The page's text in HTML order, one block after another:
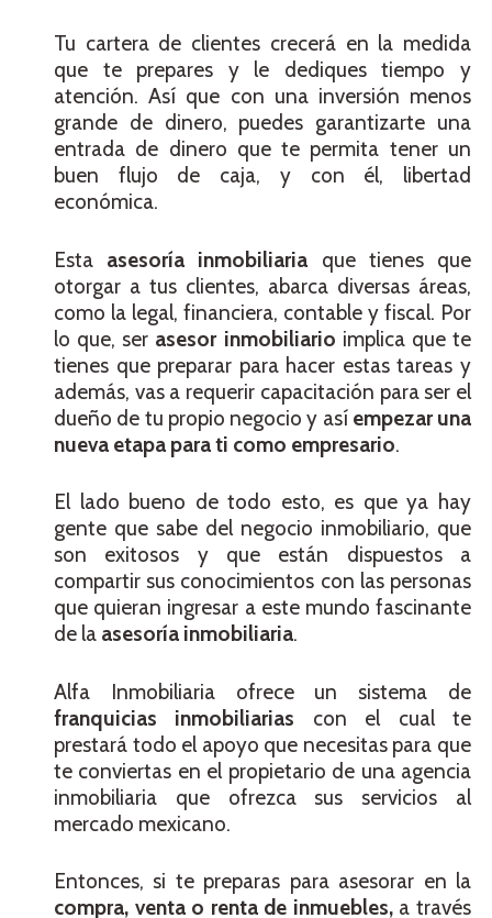
Tu cartera de clientes crecerá en la medida
que te prepares y le dediques tiempo y
atención. Así que con una inversión menos
grande de dinero, puedes garantizarte una
entrada de dinero que te permita tener un
buen flujo de caja, y con él, libertad
económica.
Esta asesoría inmobiliaria que tienes que
otorgar a tus clientes, abarca diversas áreas,
como la legal, financiera, contable y fiscal. Por
lo que, ser asesor inmobiliario implica que te
tienes que preparar para hacer estas tareas y
además, vas a requerir capacitación para ser el
dueño de tu propio negocio y así empezar una
nueva etapa para ti como empresario.
El lado bueno de todo esto, es que ya hay
gente que sabe del negocio inmobiliario, que
son exitosos y que están dispuestos a
compartir sus conocimientos con las personas
que quieran ingresar a este mundo fascinante
de la asesoría inmobiliaria.
Alfa Inmobiliaria ofrece un sistema de
franquicias inmobiliarias con el cual te
prestará todo el apoyo que necesitas para que
te conviertas en el propietario de una agencia
inmobiliaria que ofrezca sus servicios al
mercado mexicano.
Entonces, si te preparas para asesorar en la
compra, venta o renta de inmuebles,a través